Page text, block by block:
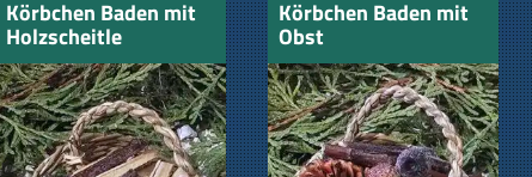
Körbchen Baden mit
Holzscheitle
Körbchen Baden mit
Obst